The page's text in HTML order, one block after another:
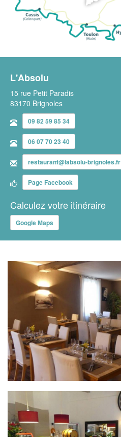
L'Absolu
15 rue Petit Paradis
83170 Brignoles
09 82 59 85 34
06 07 70 23 40
restaurant@labsolu-brignoles.fr
Page Facebook
Calculez votre itinéraire
Google Maps